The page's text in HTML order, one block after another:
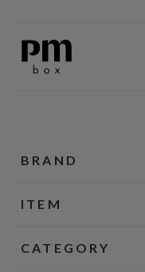
BRAND
ITEM
CATEGORY